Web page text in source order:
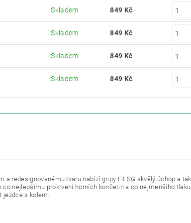
Skladem 849 Kč
Skladem 849 Kč
Skladem 849 Kč
Skladem 849 Kč
a redesignovanému tvaru nabízí gripy Fit SG skvělý úchop a
co nejlepšímu prokrvení horních končetin a co nejmenšího
jezdce s kolem.